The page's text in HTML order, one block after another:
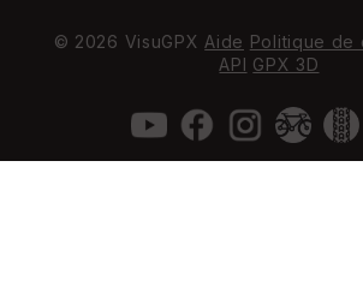
© 2026 VisuGPXAide Politique de
API GPX 3D